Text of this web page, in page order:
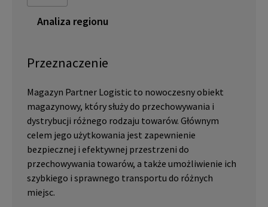
Analiza regionu
Przeznaczenie
Magazyn Partner Logistic to nowoczesny obiekt
magazynowy, który służy do przechowywania i
dystrybucji różnego rodzaju towarów. Głównym
celem jego użytkowania jest zapewnienie
bezpiecznej i efektywnej przestrzeni do
przechowywania towarów, a także umożliwienie ich
szybkiego i sprawnego transportu do różnych
miejsc.